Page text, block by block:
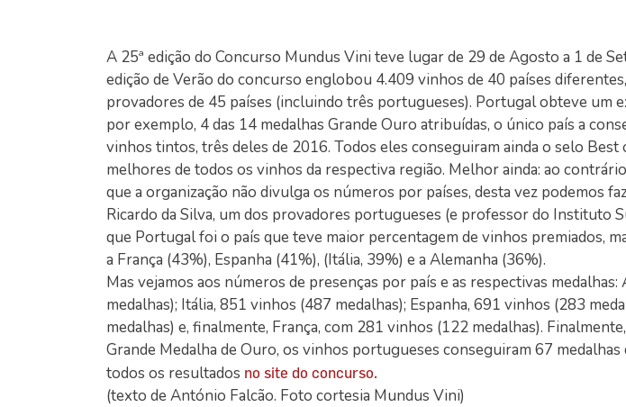
A 25ª edição do Concurso Mundus Vini teve lugar de 29 de Agosto a 1 de
edição de Verão do concurso englobou 4.409 vinhos de 40 países
provadores de 45 países (incluindo três portugueses). Portugal obteve um
por exemplo, 4 das 14 medalhas Grande Ouro atribuídas, o único país a
vinhos tintos, três deles de 2016. Todos eles conseguiram ainda o selo
melhores de todos os vinhos da respectiva região. Melhor ainda: ao
que a organização não divulga os números por países, desta vez podemos
Ricardo da Silva, um dos provadores portugueses (e professor do Instituto
que Portugal foi o país que teve maior percentagem de vinhos premiados,
a França (43%), Espanha (41%), (Itália, 39%) e a Alemanha (36%).
Mas vejamos aos números de presenças por país e as respectivas
medalhas); Itália, 851 vinhos (487 medalhas); Espanha, 691 vinhos (283
medalhas) e, finalmente, França, com 281 vinhos (122 medalhas).
Grande Medalha de Ouro, os vinhos portugueses conseguiram 67
todos os resultados no site do concurso.
(texto de António Falcão. Foto cortesia Mundus Vini)